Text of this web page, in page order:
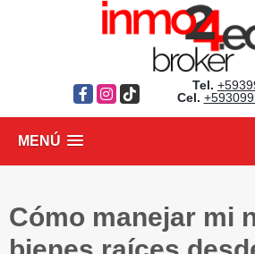
Facebook
Instagram
TikTok
Tel.
Cel.
MENÚ
Cómo manejar mi